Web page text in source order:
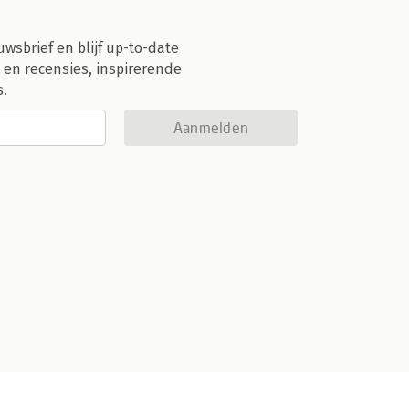
en blijf up-to-date
recensies, inspirerende
Aanmelden